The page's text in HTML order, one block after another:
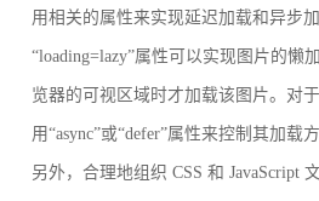
用相关的属性来实现延迟加载和异步
“loading=lazy”属性可以实现图片的懒
览器的可视区域时才加载该图片。对
用“async”或“defer”属性来控制其加载方
另外，合理地组织 CSS 和 JavaScript